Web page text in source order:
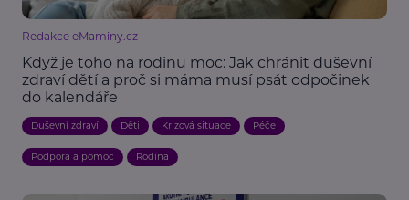
Redakce eMaminy.cz
Když je toho na rodinu moc: Jak chránit duševní
zdraví dětí a proč si máma musí psát odpočinek
do kalendáře
Duševní zdraví Děti Krizová situace Péče
Podpora a pomoc Rodina